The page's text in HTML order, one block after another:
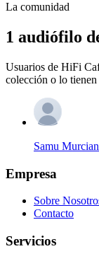
La comunidad
1 audiófilo
Usuarios de HiFi
colección o lo tienen
Samu
Empresa
Sobre
Contacto
Servicios